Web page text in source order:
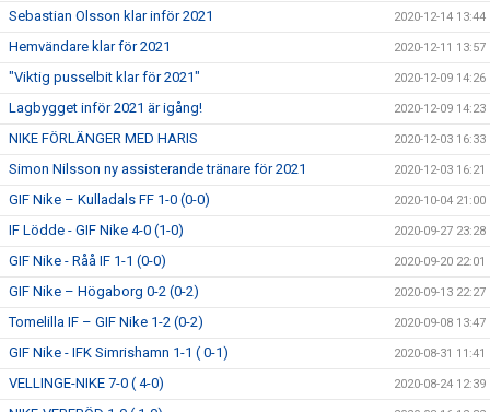
Sebastian Olsson klar inför 2021 2020-12-14 13:44
Hemvändare klar för 2021 2020-12-11 13:57
"Viktig pusselbit klar för 2021" 2020-12-09 14:26
Lagbygget inför 2021 är igång! 2020-12-09 14:23
NIKE FÖRLÄNGER MED HARIS 2020-12-03 16:33
Simon Nilsson ny assisterande tränare för 2021 2020-12-03 16:21
GIF Nike – Kulladals FF 1-0 (0-0) 2020-10-04 21:00
IF Lödde - GIF Nike 4-0 (1-0) 2020-09-27 23:28
GIF Nike - Råå IF 1-1 (0-0) 2020-09-20 22:01
GIF Nike – Högaborg 0-2 (0-2) 2020-09-13 22:27
Tomelilla IF – GIF Nike 1-2 (0-2) 2020-09-08 13:47
GIF Nike - IFK Simrishamn 1-1 ( 0-1) 2020-08-31 11:41
VELLINGE-NIKE 7-0 ( 4-0) 2020-08-24 12:39